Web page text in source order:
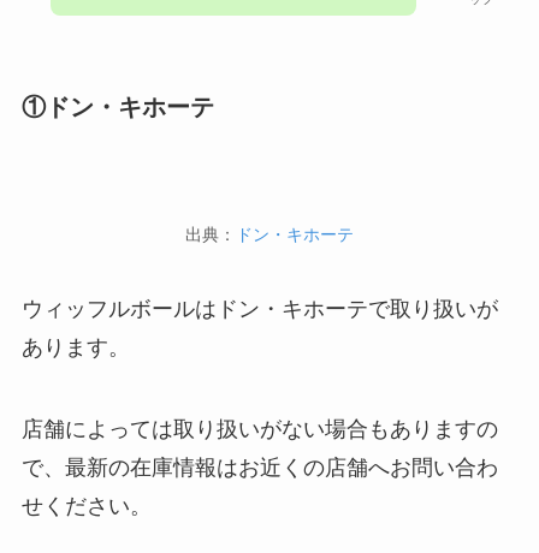
①ドン・キホーテ
出典： ドン・キホーテ
ウィッフルボールはドン・キホーテで取り扱いが
あります。
店舗によっては取り扱いがない場合もありますの
で、最新の在庫情報はお近くの店舗へお問い合わ
せください。